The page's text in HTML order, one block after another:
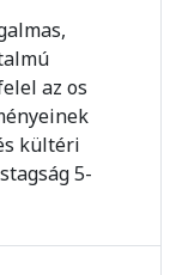
az os
kültéri
5-